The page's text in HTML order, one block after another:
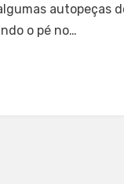
autopeças
o pé no…